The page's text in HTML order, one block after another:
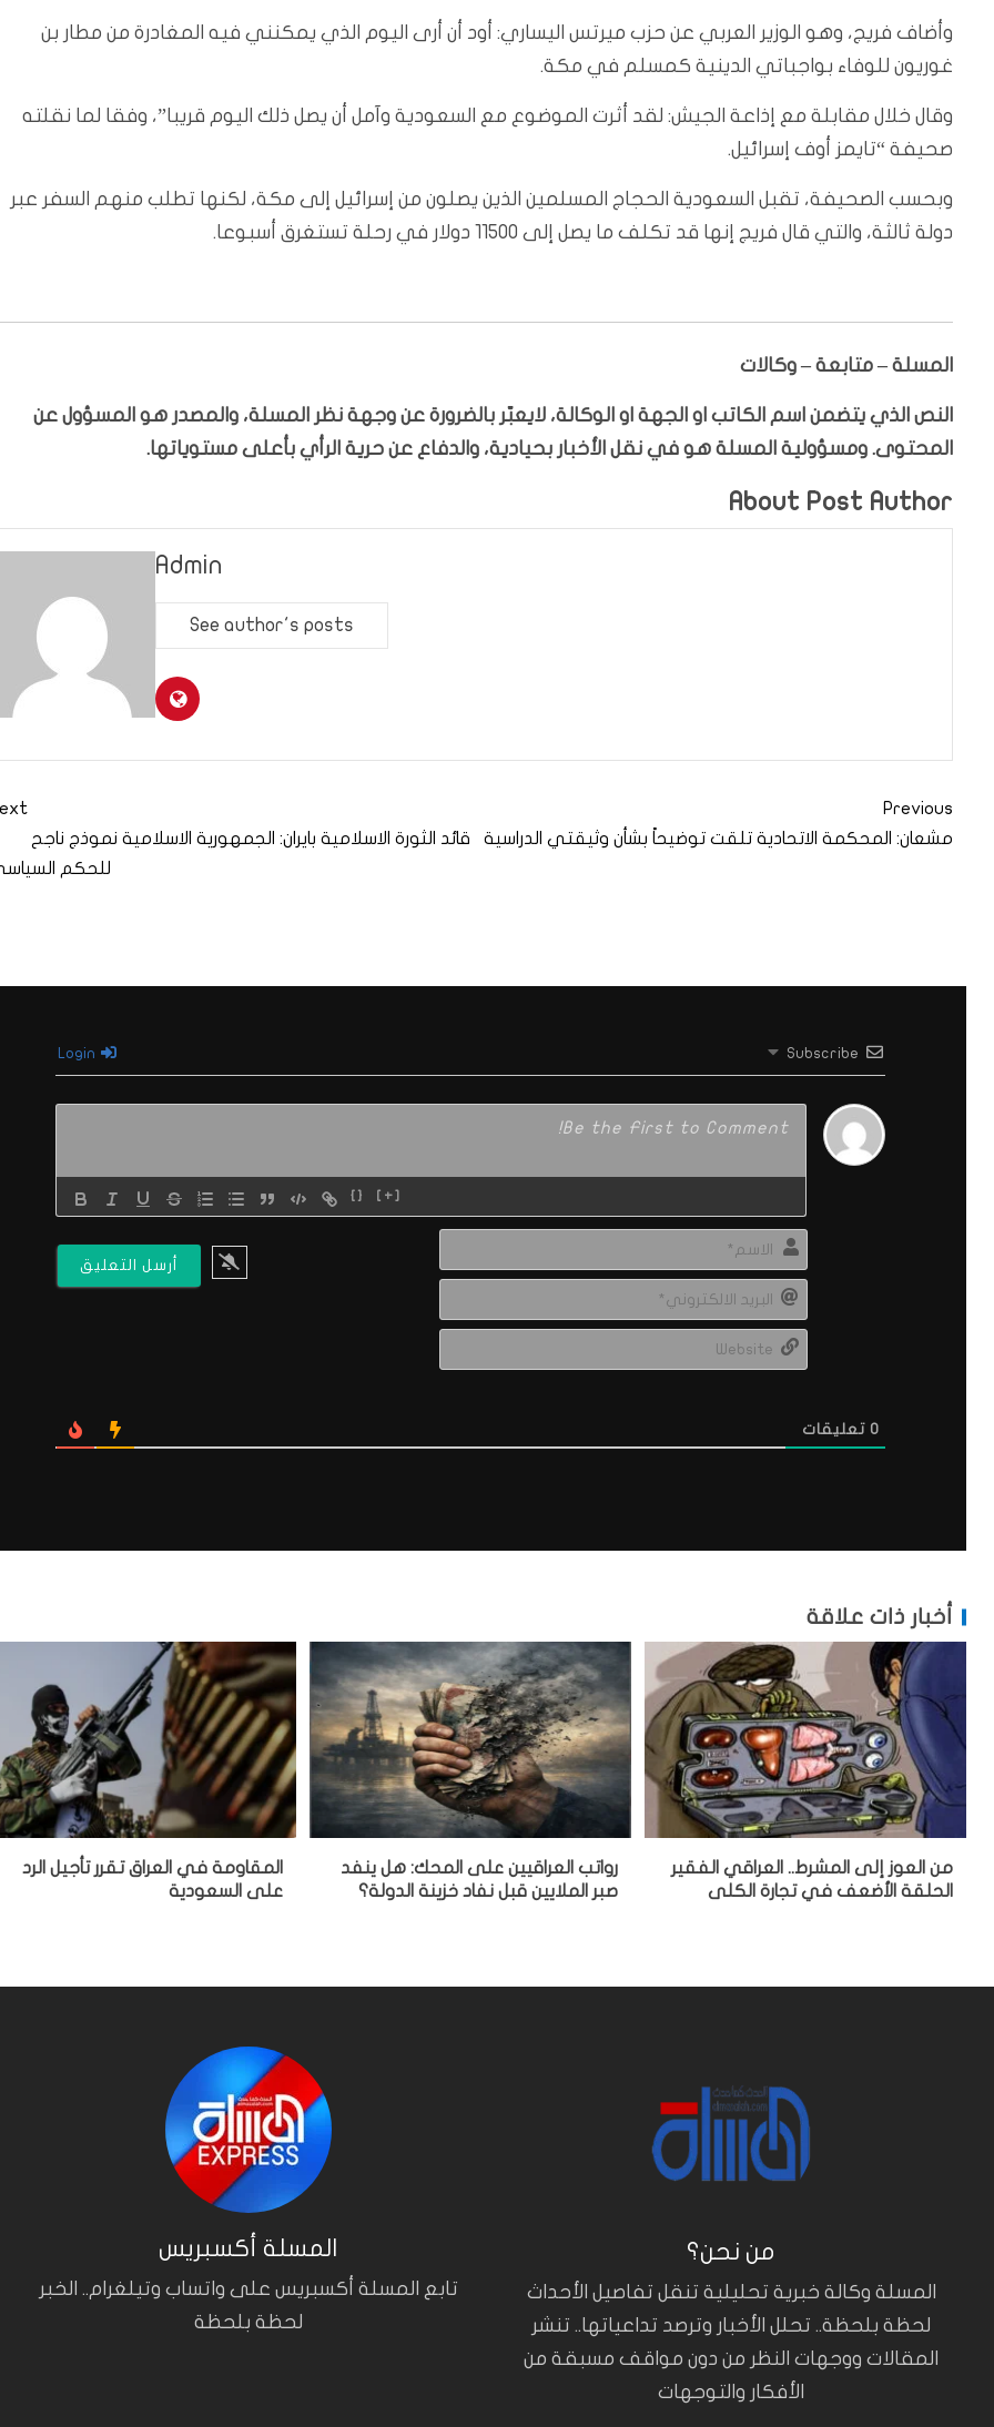
وأضاف فريج، وهو الوزير العربي عن حزب ميرتس اليساري: أود أن أرى اليوم الذي يمكنني فيه المغادرة من مطار بن
غوريون للوفاء بواجباتي الدينية كمسلم في مكة.
وقال خلال مقابلة مع إذاعة الجيش: لقد أثرت الموضوع مع السعودية وآمل أن يصل ذلك اليوم قريبا”، وفقا لما نقلته
صحيفة “تايمز أوف إسرائيل.
وبحسب الصحيفة، تقبل السعودية الحجاج المسلمين الذين يصلون من إسرائيل إلى مكة، لكنها تطلب منهم السفر عبر
دولة ثالثة، والتي قال فريج إنها قد تكلف ما يصل إلى 11500 دولار في رحلة تستغرق أسبوعا.
المسلة – متابعة – وكالات
النص الذي يتضمن اسم الكاتب او الجهة او الوكالة، لايعبّر بالضرورة عن وجهة نظر المسلة، والمصدر هو المسؤول عن
المحتوى. ومسؤولية المسلة هو في نقل الأخبار بحيادية، والدفاع عن حرية الرأي بأعلى مستوياتها.
About Post Author
Admin
See author's posts
Previous
مشعان: المحكمة الاتحادية تلقت توضيحاً بشأن وثيقتي الدراسية
قائد الثورة الاسلامية بايران: الجمهورية الاسلامية نموذج ناجح
للحكم
Subscribe
{} [+]
0 تعليقات
أخبار ذات علاقة
من العوز إلى المشرط.. العراقي الفقير
الحلقة الأضعف في تجارة الكلى
رواتب العراقيين على المحك: هل ينفد
صبر الملايين قبل نفاد خزينة الدولة؟
المقاومة في العراق تقرر تأجيل الرد
على السعودية
المسلة أكسبريس
تابع المسلة أكسبريس على واتساب وتيلغرام.. الخبر
لحظة بلحظة
من نحن؟
المسلة وكالة خبرية تحليلية تنقل تفاصيل الأحداث
لحظة بلحظة.. تحلل الأخبار وترصد تداعياتها.. تنشر
المقالات ووجهات النظر من دون مواقف مسبقة من
الأفكار والتوجهات